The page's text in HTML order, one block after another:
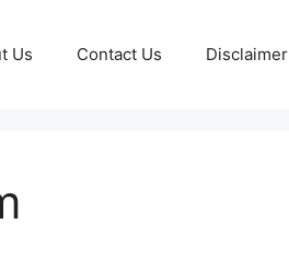
Us Contact Us Disclaimer